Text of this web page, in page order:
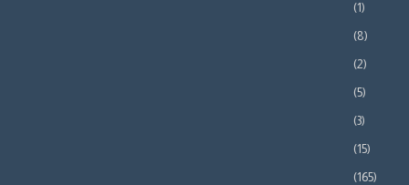
(1)
(8)
(2)
(5)
(3)
(15)
(165)